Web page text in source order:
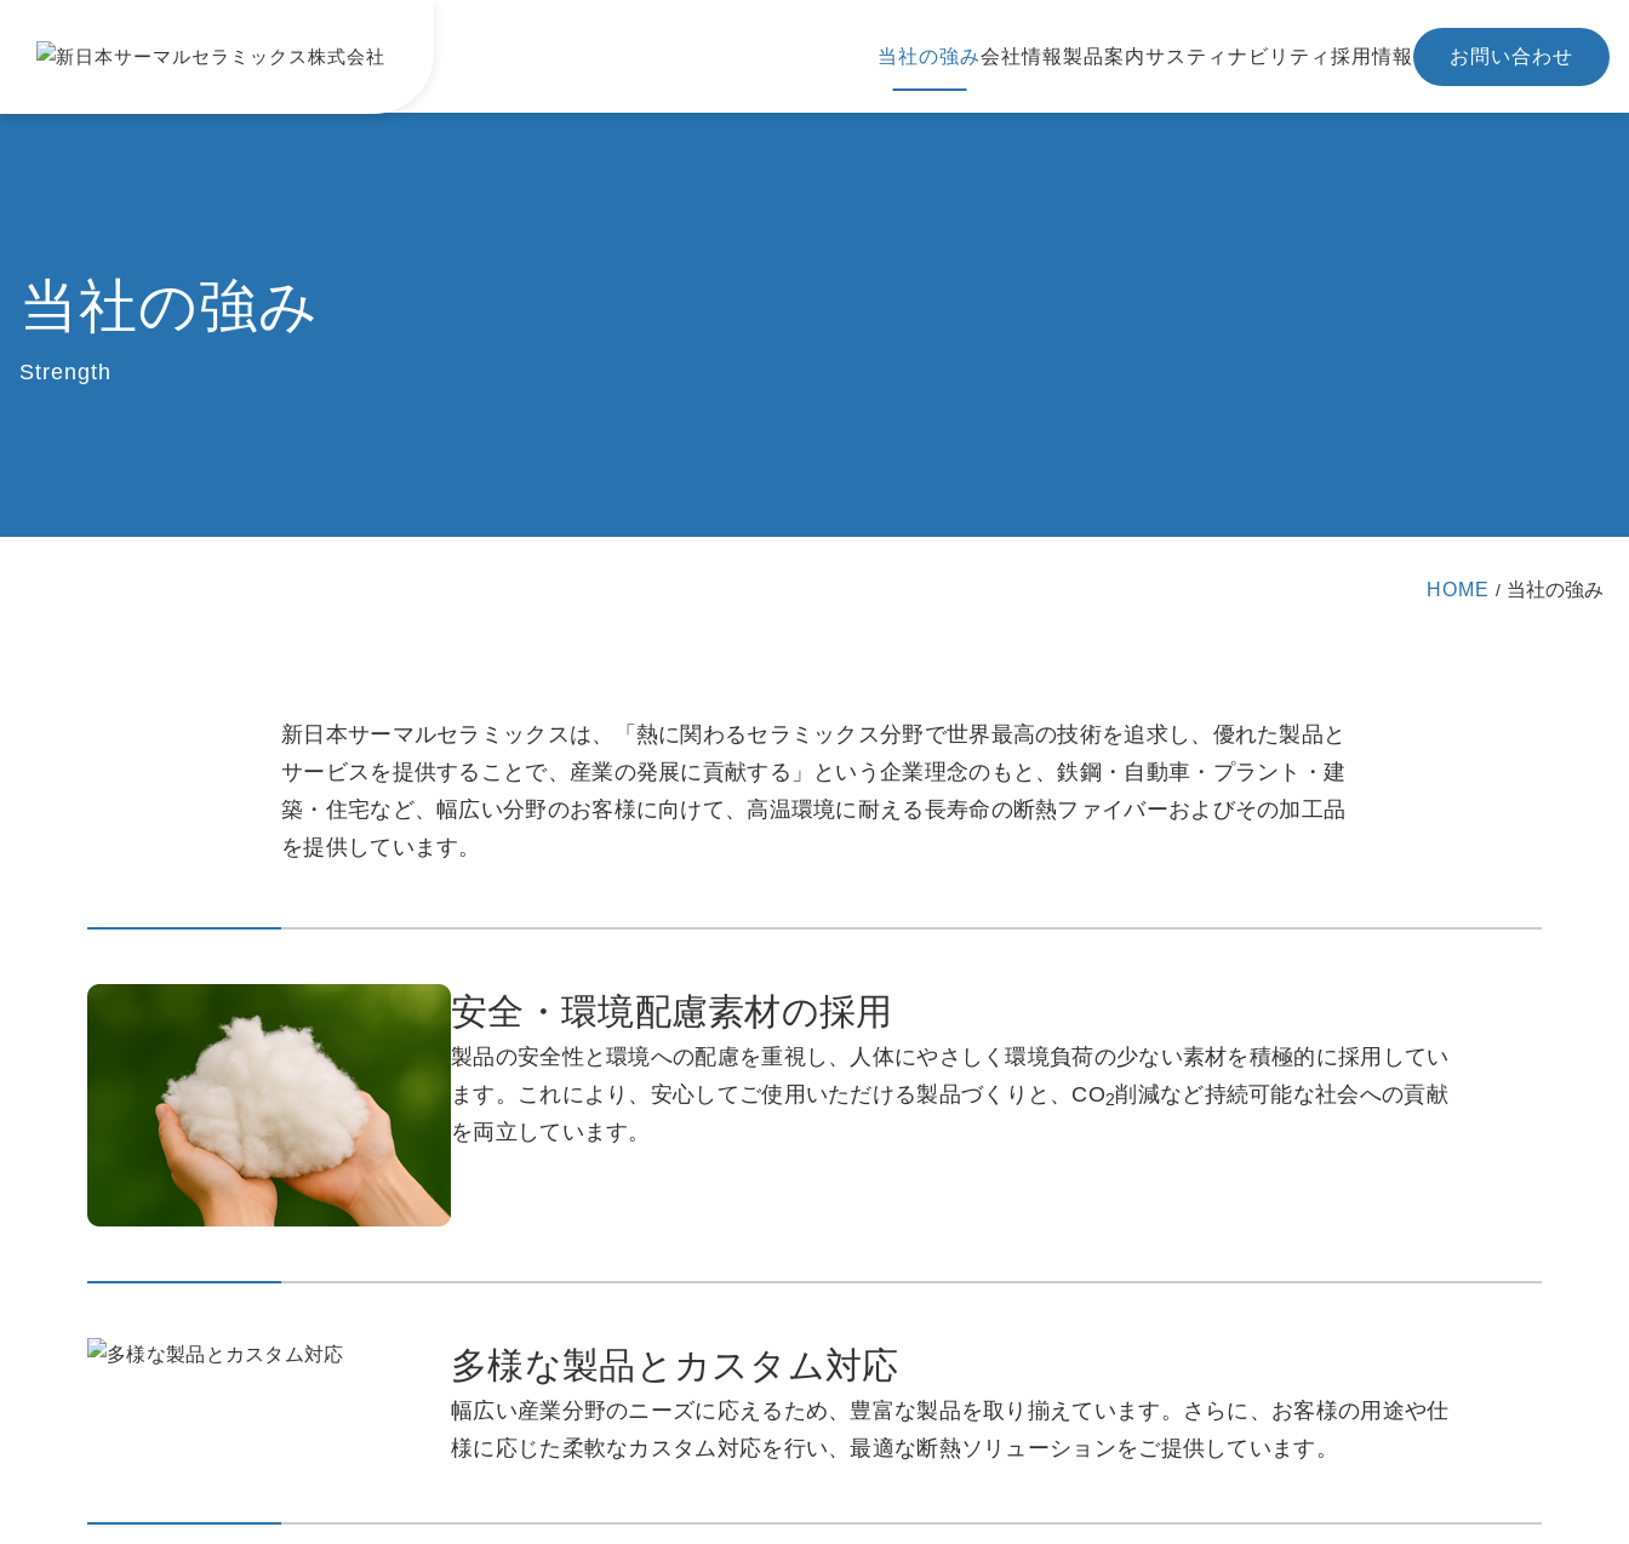
当社の強み会社情報製品案内サスティナビリティ 採用情報 お問い合わせ
当社の強み
Strength
HOME / 当社の強み
新日本サーマルセラミックスは、「熱に関わるセラミックス分野で世界最高の技術を追求し、優れた製品と
サービスを提供することで、産業の発展に貢献する」という企業理念のもと、鉄鋼・自動車・プラント・建
築・住宅など、幅広い分野のお客様に向けて、高温環境に耐える長寿命の断熱ファイバーおよびその加工品
を提供しています。
安全・環境配慮素材の採用
製品の安全性と環境への配慮を重視し、人体にやさしく環境負荷の少ない素材を積極的に採用してい
ます。
これにより、安心してご使用いただける製品づくりと、CO2削減など持続可能な社会への貢献
を両立しています。
多様な製品とカスタム対応
幅広い産業分野のニーズに応えるため、豊富な製品を取り揃えています。さらに、お客様の用途や仕
様に応じた柔軟なカスタム対応を行い、最適な断熱ソリューションをご提供しています。